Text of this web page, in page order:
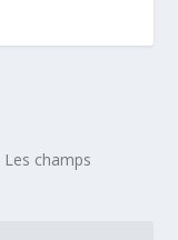
Les champs